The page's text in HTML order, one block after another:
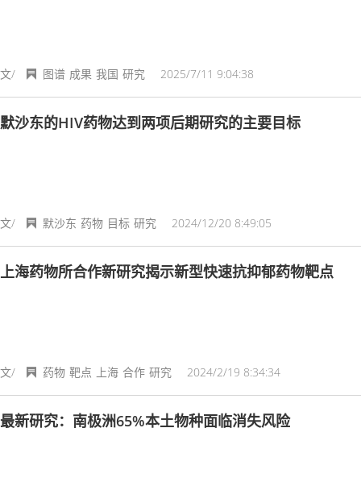
文/ 2025/7/11 9:04:38
图谱 成果 我国 研究
默沙东的HIV药物达到两项后期研究的主要目标
文/ 2024/12/20 8:49:05
默沙东 药物 目标 研究
上海药物所合作新研究揭示新型快速抗抑郁药物靶点
文/ 2024/2/19 8:34:34
药物 靶点 上海 合作 研究
最新研究：南极洲65%本土物种面临消失风险